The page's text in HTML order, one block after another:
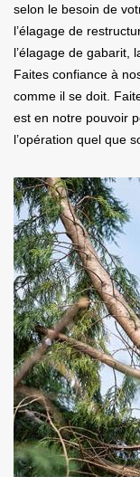
selon le besoin de
l’élagage de
l’élagage de gabarit,
Faites confiance à
comme il se doit.
est en notre pouvoir
l’opération quel que